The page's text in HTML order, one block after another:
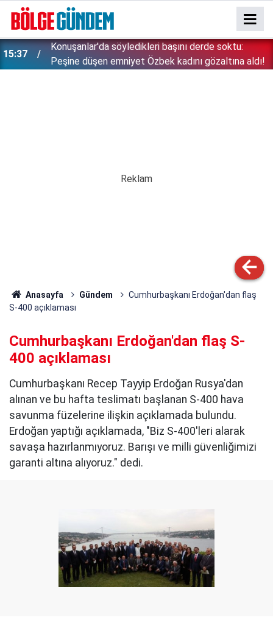
15:37
Konuşanlar'da söyledikleri başını derde soktu:
Peşine düşen emniyet Özbek kadını gözaltına aldı!
Anasayfa Gündem
Cumhurbaşkanı Erdoğan'dan flaş
S-400 açıklaması
Cumhurbaşkanı Erdoğan'dan flaş S-
400 açıklaması
Cumhurbaşkanı Recep Tayyip Erdoğan Rusya'dan
alınan ve bu hafta teslimatı başlanan S-400 hava
savunma füzelerine ilişkin açıklamada bulundu.
Erdoğan yaptığı açıklamada, "Biz S-400'leri alarak
savaşa hazırlanmıyoruz. Barışı ve milli güvenliğimizi
garanti altına alıyoruz." dedi.